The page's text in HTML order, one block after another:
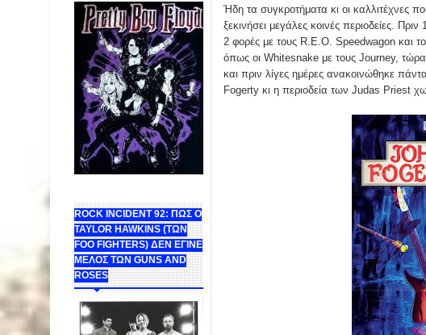
ROCK INCIDENT 92: ΠΩΣ Ο
TAYLOR HAWKINS (ΤΩΝ
FOO FIGHTERS) ΔΕΝ ΕΓΙΝΕ
ΜΕΛΟΣ ΤΩΝ GUNS AND
ROSES
Ήδη τα συγκροτήματα κι οι καλλιτέχνες
ξεκινήσει μεγάλες κοινές περιοδείες.
2 φορές με τους R.E.O. Speedwagon και
όπως οι Whitesnake με τους Journey,
και πριν λίγες ημέρες ανακοινώθηκε
Fogerty κι η περιοδεία των Judas Priest